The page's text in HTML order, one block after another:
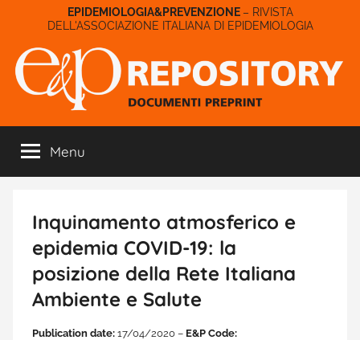
contenuto
– RIVISTA
DELL'ASSOCIAZIONE ITALIANA DI EPIDEMIOLOGIA
E&P
Repository
Menu
Inquinamento atmosferico e
epidemia COVID-19: la
posizione della Rete Italiana
Ambiente e Salute
Publication date: 17/04/2020 – E&P Code: